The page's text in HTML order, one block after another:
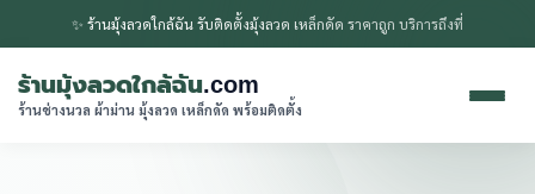
✨ ร้านมุ้งลวดใกล้ฉัน รับติดตั้งมุ้งลวด เหล็กดัด ราคาถูก บริการถึงที่
ร้านมุ้งลวดใกล้ฉัน.com
ร้านช่างนวล ผ้าม่าน มุ้งลวด เหล็กดัด พร้อมติดตั้ง